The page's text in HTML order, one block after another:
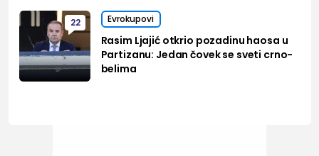
22 Evrokupovi
Rasim Ljajić otkrio pozadinu haosa u
Partizanu: Jedan čovek se sveti crno-
belima